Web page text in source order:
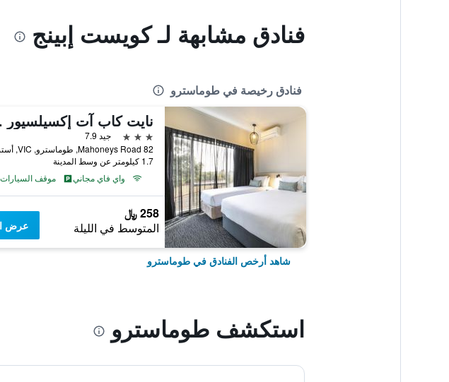
فنادق مشابهة لـ كويست إبينج
فنادق رخيصة في طوماسترو
3 نجوم
جيد 7.9
82 Mahoneys Road, طوماسترو, VIC, أستراليا
1.7 كيلومتر عن وسط المدينة
واي فاي مجاني
موقف السيارات
258 ﷼
المتوسط في الليلة عرض
شاهد أرخص الفنادق في طوماسترو
استكشف طوماسترو